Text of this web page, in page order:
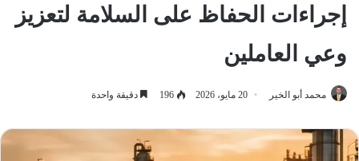
إجراءات الحفاظ على السلامة لتعزيز
وعي العاملين
محمد أبو الخير 20 مايو، 2026 196 دقيقة واحدة